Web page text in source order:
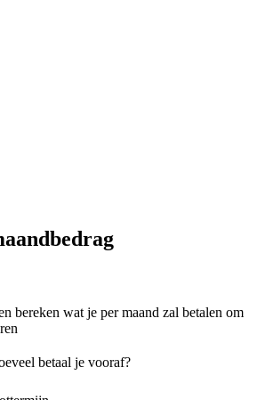
bereken wat je per maand zal betalen om
betaal je vooraf?